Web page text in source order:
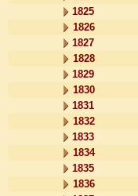
1825
1826
1827
1828
1829
1830
1831
1832
1833
1834
1835
1836